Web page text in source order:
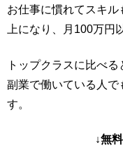
お仕事に慣れてスキ
上になり、月100万円
トップクラスに比べ
副業で働いている人で
す。
↓無